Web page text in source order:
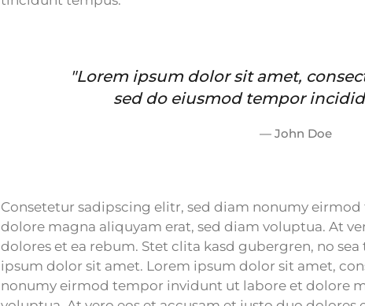
"Lorem ipsum dolor sit amet,
sed do eiusmod tempor
John Doe
Consetetur sadipscing elitr, sed diam nonumy
dolore magna aliquyam erat, sed diam voluptua. At
dolores et ea rebum. Stet clita kasd gubergren, no
ipsum dolor sit amet. Lorem ipsum dolor sit amet,
nonumy eirmod tempor invidunt ut labore et dolore